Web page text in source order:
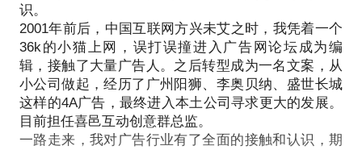
识。
2001年前后，中国互联网方兴未艾之时，我凭着一个
36k的小猫上网，误打误撞进入广告网论坛成为编
辑，接触了大量广告人。之后转型成为一名文案，从
小公司做起，经历了广州阳狮、李奥贝纳、盛世长城
这样的4A广告，最终进入本土公司寻求更大的发展。
目前担任喜邑互动创意群总监。
一路走来，我对广告行业有了全面的接触和认识，期